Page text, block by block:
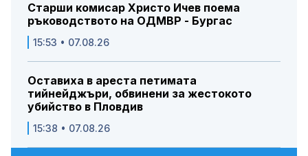
Старши комисар Христо Ичев поема
ръководството на ОДМВР - Бургас
15:53 • 07.08.26
Оставиха в ареста петимата
тийнейджъри, обвинени за жестокото
убийство в Пловдив
15:38 • 07.08.26